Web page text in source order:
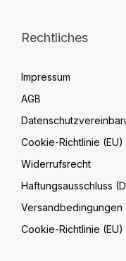
Rechtliches
Impressum
AGB
Cookie-Richtlinie (EU)
Widerrufsrecht
Haftungsausschluss
Versandbedingungen
Cookie-Richtlinie (EU)